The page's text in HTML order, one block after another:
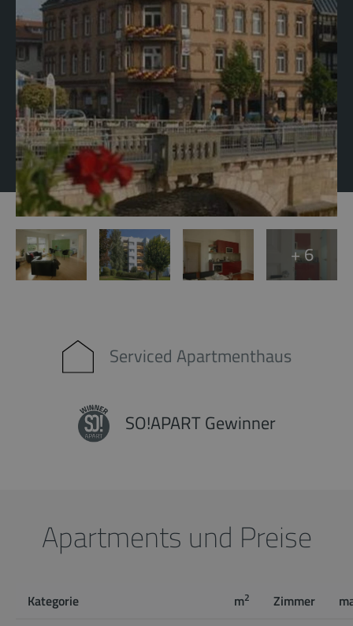
+ 6
Serviced Apartmenthaus
SO!APART Gewinner
Apartments und Preise
Kategorie m2 Zimmer